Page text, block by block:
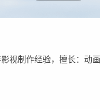
视制作经验，擅长：动